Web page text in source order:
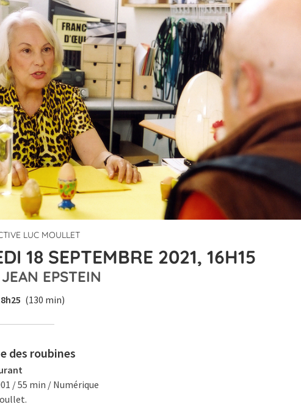
LUC MOULLET
18 SEPTEMBRE 2021, 16H15
EPSTEIN
(130 min)
des roubines
/ 55 min / Numérique